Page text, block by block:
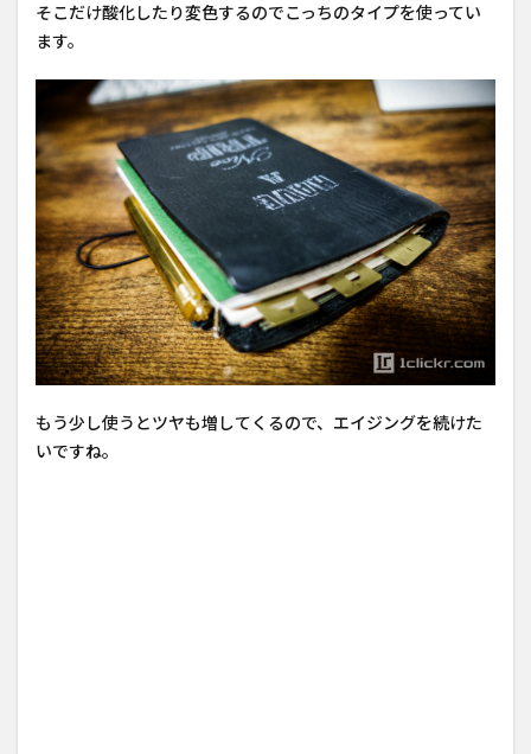
そこだけ酸化したり変色するのでこっちのタイプを使ってい
ます。
もう少し使うとツヤも増してくるので、エイジングを続けた
いですね。